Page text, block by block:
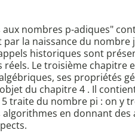
nombres p-adiques"
la naissance du
historiques sont
Le troisième
ses propriétés
du chapitre 4 . Il
traite du nombre pi : on y
en donnant